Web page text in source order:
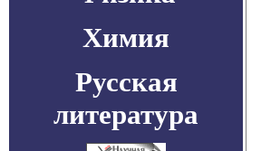
Химия
Русская
литература